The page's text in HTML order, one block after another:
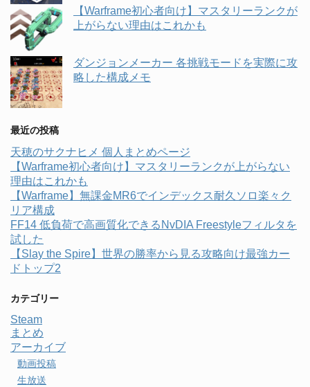
【Warframe初心者向け】マスタリーランクが
上がらない理由はこれかも
ダンジョンメーカー 各挑戦モードを実際に攻
略した構成メモ
最近の投稿
天穂のサクナヒメ 個人まとめページ
【Warframe初心者向け】マスタリーランクが上がらない
理由はこれかも
【Warframe】無課金MR6でインデックス耐久ソロ楽々ク
リア構成
FF14 低負荷で高画質化できるNvDIA Freestyleフィルタを
試した
【Slay the Spire】世界の勝率から見る攻略向け最強カー
ドトップ2
カテゴリー
Steam
まとめ
アーカイブ
動画投稿
生放送